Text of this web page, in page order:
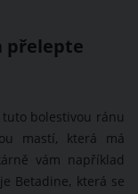
přelepte
bolestivou ránu
mastí, která má
vám například
Betadine, která se